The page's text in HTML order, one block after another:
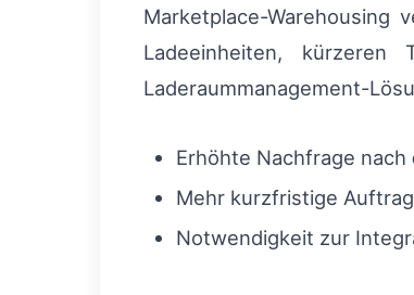
Marketplace-Warehousing
Ladeeinheiten,
Laderaummanagement-
Erhöhte Nachfrage nach
Mehr kurzfristige
Notwendigkeit zur